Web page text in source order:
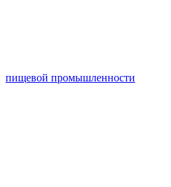
пищевой промышленности